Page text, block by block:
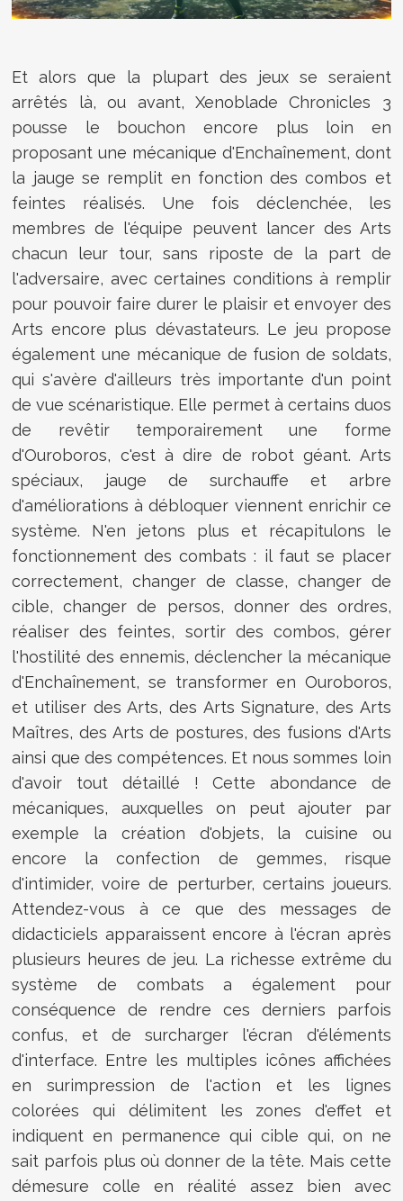
Et alors que la plupart des jeux se seraient
arrêtés là, ou avant, Xenoblade Chronicles 3
pousse le bouchon encore plus loin en
proposant une mécanique d'Enchaînement, dont
la jauge se remplit en fonction des combos et
feintes réalisés. Une fois déclenchée, les
membres de l'équipe peuvent lancer des Arts
chacun leur tour, sans riposte de la part de
l'adversaire, avec certaines conditions à remplir
pour pouvoir faire durer le plaisir et envoyer des
Arts encore plus dévastateurs. Le jeu propose
également une mécanique de fusion de soldats,
qui s'avère d'ailleurs très importante d'un point
de vue scénaristique. Elle permet à certains duos
de revêtir temporairement une forme
d'Ouroboros, c'est à dire de robot géant. Arts
spéciaux, jauge de surchauffe et arbre
d'améliorations à débloquer viennent enrichir ce
système. N'en jetons plus et récapitulons le
fonctionnement des combats : il faut se placer
correctement, changer de classe, changer de
cible, changer de persos, donner des ordres,
réaliser des feintes, sortir des combos, gérer
l'hostilité des ennemis, déclencher la mécanique
d'Enchaînement, se transformer en Ouroboros,
et utiliser des Arts, des Arts Signature, des Arts
Maîtres, des Arts de postures, des fusions d'Arts
ainsi que des compétences. Et nous sommes loin
d'avoir tout détaillé ! Cette abondance de
mécaniques, auxquelles on peut ajouter par
exemple la création d'objets, la cuisine ou
encore la confection de gemmes, risque
d'intimider, voire de perturber, certains joueurs.
Attendez-vous à ce que des messages de
didacticiels apparaissent encore à l'écran après
plusieurs heures de jeu. La richesse extrême du
système de combats a également pour
conséquence de rendre ces derniers parfois
confus, et de surcharger l'écran d'éléments
d'interface. Entre les multiples icônes affichées
en surimpression de l'action et les lignes
colorées qui délimitent les zones d'effet et
indiquent en permanence qui cible qui, on ne
sait parfois plus où donner de la tête. Mais cette
démesure colle en réalité assez bien avec